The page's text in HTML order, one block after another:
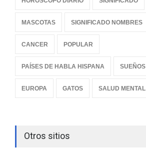
MASCOTAS SIGNIFICADO NOMBRES
CANCER POPULAR
PAÍSES DE HABLA HISPANA SUEÑOS
EUROPA GATOS SALUD MENTAL
Otros sitios